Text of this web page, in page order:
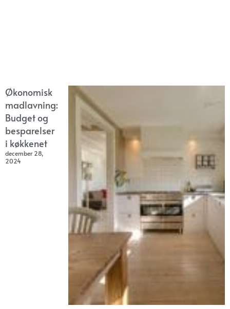
Økonomisk
madlavning:
Budget og
besparelser
i køkkenet
december 28,
2024